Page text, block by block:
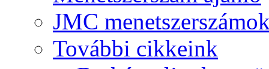
JMC
További cikkeink